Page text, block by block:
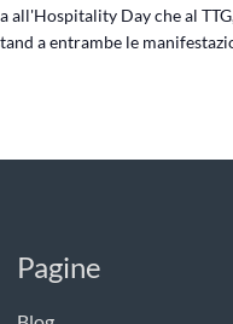
all'Hospitality Day che al
a entrambe le
Pagine